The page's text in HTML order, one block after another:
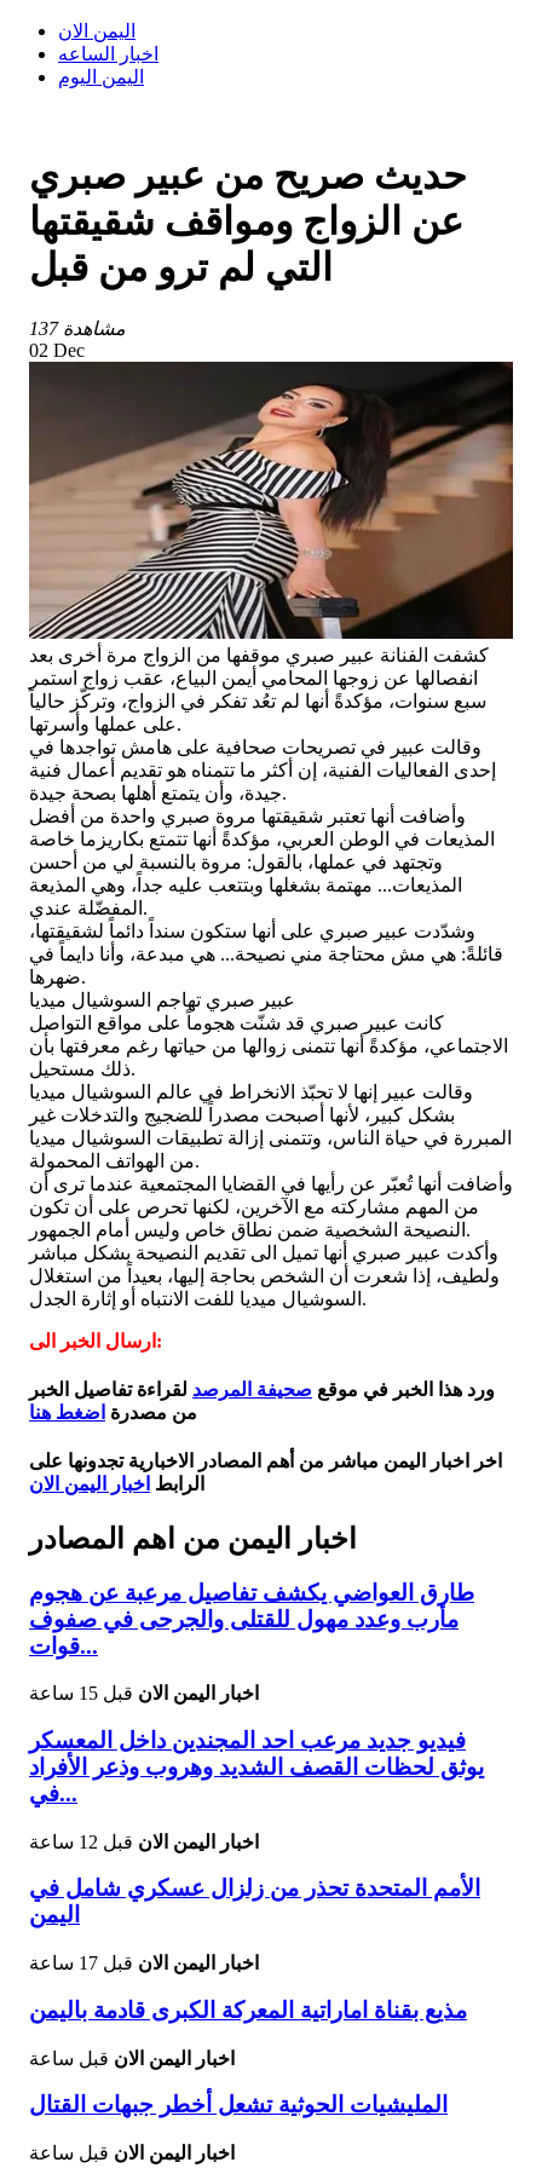
اليمن الان
اخبار الساعه
اليمن اليوم
حديث صريح من عبير صبري
عن الزواج ومواقف شقيقتها
التي لم ترو من قبل
137 مشاهدة
02 Dec
كشفت الفنانة عبير صبري موقفها من الزواج مرة أخرى بعد
انفصالها عن زوجها المحامي أيمن البياع، عقب زواج استمر
سبع سنوات، مؤكدةً أنها لم تعُد تفكر في الزواج، وتركّز حالياً
على عملها وأسرتها.
وقالت عبير في تصريحات صحافية على هامش تواجدها في
إحدى الفعاليات الفنية، إن أكثر ما تتمناه هو تقديم أعمال فنية
جيدة، وأن يتمتع أهلها بصحة جيدة.
وأضافت أنها تعتبر شقيقتها مروة صبري واحدة من أفضل
المذيعات في الوطن العربي، مؤكدةً أنها تتمتع بكاريزما خاصة
وتجتهد في عملها، بالقول: مروة بالنسبة لي من أحسن
المذيعات... مهتمة بشغلها وبتتعب عليه جداً، وهي المذيعة
المفضّلة عندي.
وشدّدت عبير صبري على أنها ستكون سنداً دائماً لشقيقتها،
قائلةً: هي مش محتاجة مني نصيحة... هي مبدعة، وأنا دايماً في
ضهرها.
عبير صبري تهاجم السوشيال ميديا
كانت عبير صبري قد شنّت هجوماً على مواقع التواصل
الاجتماعي، مؤكدةً أنها تتمنى زوالها من حياتها رغم معرفتها بأن
ذلك مستحيل.
وقالت عبير إنها لا تحبّذ الانخراط في عالم السوشيال ميديا
بشكل كبير، لأنها أصبحت مصدراً للضجيج والتدخلات غير
المبررة في حياة الناس، وتتمنى إزالة تطبيقات السوشيال ميديا
من الهواتف المحمولة.
وأضافت أنها تُعبّر عن رأيها في القضايا المجتمعية عندما ترى أن
من المهم مشاركته مع الآخرين، لكنها تحرص على أن تكون
النصيحة الشخصية ضمن نطاق خاص وليس أمام الجمهور.
وأكدت عبير صبري أنها تميل الى تقديم النصيحة بشكل مباشر
ولطيف، إذا شعرت أن الشخص بحاجة إليها، بعيداً من استغلال
السوشيال ميديا للفت الانتباه أو إثارة الجدل.
ارسال الخبر الى:
ورد هذا الخبر في موقع صحيفة المرصد لقراءة تفاصيل الخبر
من مصدرة اضغط هنا
اخر اخبار اليمن مباشر من أهم المصادر الاخبارية تجدونها على
الرابط اخبار اليمن الان
اخبار اليمن من اهم المصادر
طارق العواضي يكشف تفاصيل مرعبة عن هجوم
مأرب وعدد مهول للقتلى والجرحى في صفوف
قوات...
اخبار اليمن الان قبل 15 ساعة
فيديو جديد مرعب احد المجندين داخل المعسكر
يوثق لحظات القصف الشديد وهروب وذعر الأفراد
في...
اخبار اليمن الان قبل 12 ساعة
الأمم المتحدة تحذر من زلزال عسكري شامل في
اليمن
اخبار اليمن الان قبل 17 ساعة
مذيع بقناة اماراتية المعركة الكبرى قادمة باليمن
اخبار اليمن الان قبل ساعة
المليشيات الحوثية تشعل أخطر جبهات القتال
اخبار اليمن الان قبل ساعة